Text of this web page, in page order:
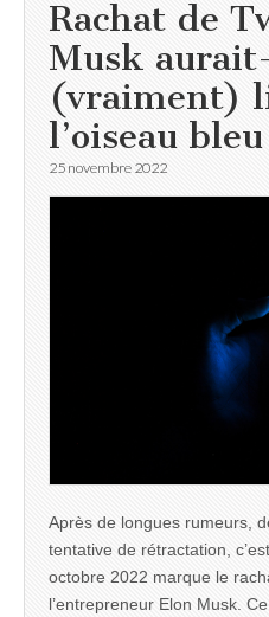
Rachat de
Musk
(vraiment)
l’oiseau
25 novembre 2022
Après de longues rumeurs,
tentative de rétractation,
octobre 2022 marque le
l’entrepreneur Elon Musk.